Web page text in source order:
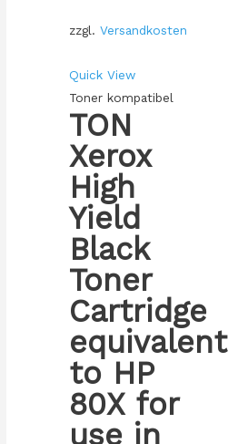
zzgl. Versandkosten
Quick View
Toner kompatibel
TON
Xerox
High
Yield
Black
Toner
Cartridge
equivalent
to HP
80X for
use in